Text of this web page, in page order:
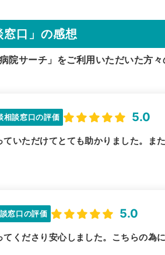
窓口」の感想
院サーチ」をご利用いただいた方
相談窓口の評価 5.0
いただけてとても助かりました。ま
窓口の評価 5.0
くださり安心しました。こちらの為